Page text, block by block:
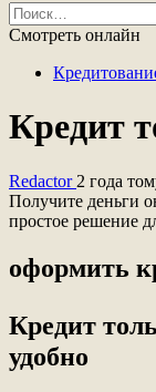
Найти:
Смотреть онлайн
Кредит
Redactor 2 года
Получите деньги
простое решение
оформить
Кредит
удобно